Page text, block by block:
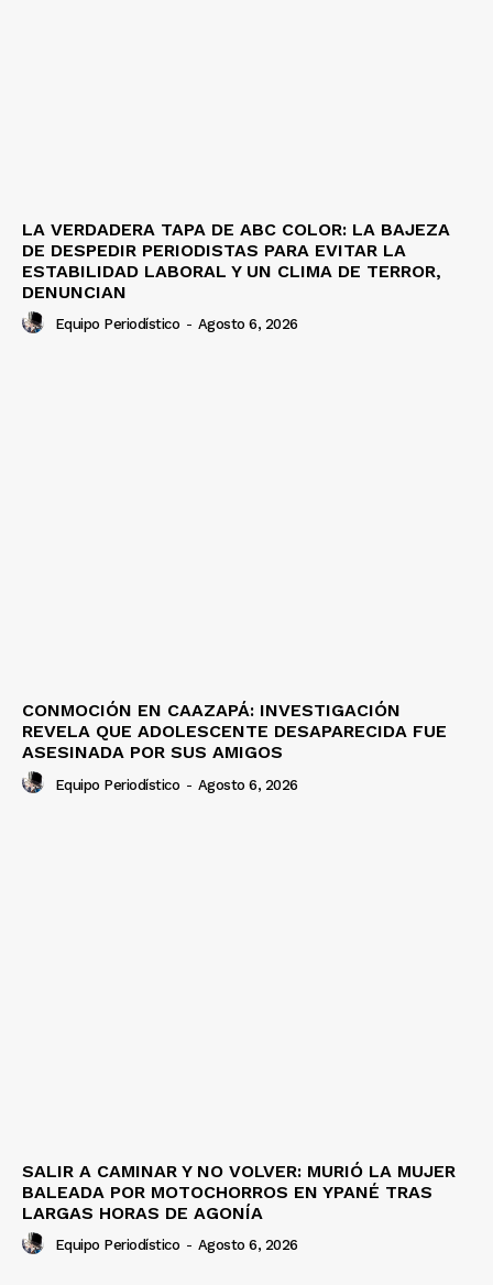
LA VERDADERA TAPA DE ABC COLOR: LA BAJEZA
DE DESPEDIR PERIODISTAS PARA EVITAR LA
ESTABILIDAD LABORAL Y UN CLIMA DE TERROR,
DENUNCIAN
Equipo Periodístico - Agosto 6, 2026
CONMOCIÓN EN CAAZAPÁ: INVESTIGACIÓN
REVELA QUE ADOLESCENTE DESAPARECIDA FUE
ASESINADA POR SUS AMIGOS
Equipo Periodístico - Agosto 6, 2026
SALIR A CAMINAR Y NO VOLVER: MURIÓ LA MUJER
BALEADA POR MOTOCHORROS EN YPANÉ TRAS
LARGAS HORAS DE AGONÍA
Equipo Periodístico - Agosto 6, 2026